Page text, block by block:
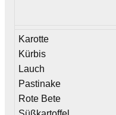
Karotte
Kürbis
Lauch
Pastinake
Rote Bete